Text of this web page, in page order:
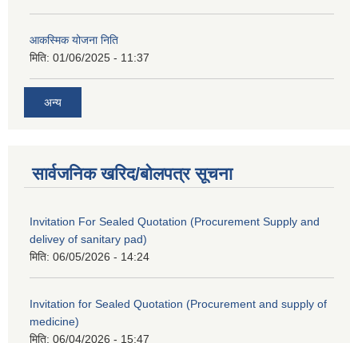
आकस्मिक योजना निति
मिति: 01/06/2025 - 11:37
अन्य
सार्वजनिक खरिद/बोलपत्र सूचना
Invitation For Sealed Quotation (Procurement Supply and
delivey of sanitary pad)
मिति: 06/05/2026 - 14:24
Invitation for Sealed Quotation (Procurement and supply of
medicine)
मिति: 06/04/2026 - 15:47